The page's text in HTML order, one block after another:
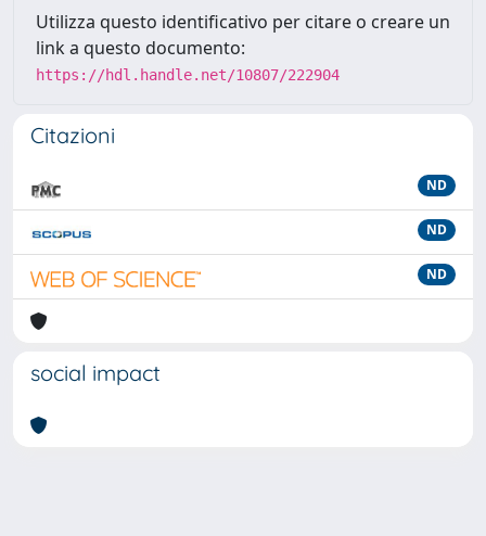
Utilizza questo identificativo per citare o creare un
link a questo documento:
https://hdl.handle.net/10807/222904
Citazioni
ND
ND
ND
social impact